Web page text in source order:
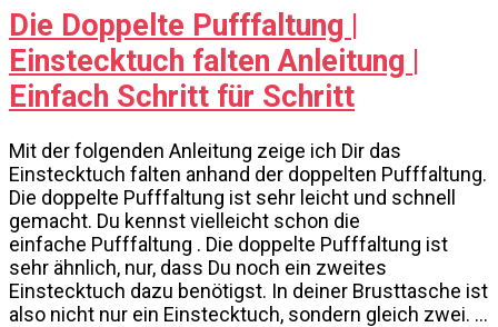
Die Doppelte Pufffaltung |
Einstecktuch falten Anleitung |
Einfach Schritt für Schritt
Mit der folgenden Anleitung zeige ich Dir das
Einstecktuch falten anhand der doppelten Pufffaltung.
Die doppelte Pufffaltung ist sehr leicht und schnell
gemacht. Du kennst vielleicht schon die
einfache Pufffaltung . Die doppelte Pufffaltung ist
sehr ähnlich, nur, dass Du noch ein zweites
Einstecktuch dazu benötigst. In deiner Brusttasche ist
also nicht nur ein Einstecktuch, sondern gleich zwei. …